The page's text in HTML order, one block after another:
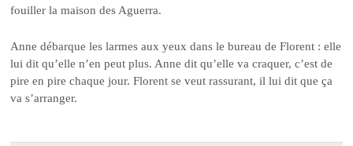
fouiller la maison des Aguerra.
Anne débarque les larmes aux yeux dans le bureau de Florent : elle
lui dit qu’elle n’en peut plus. Anne dit qu’elle va craquer, c’est de
pire en pire chaque jour. Florent se veut rassurant, il lui dit que ça
va s’arranger.